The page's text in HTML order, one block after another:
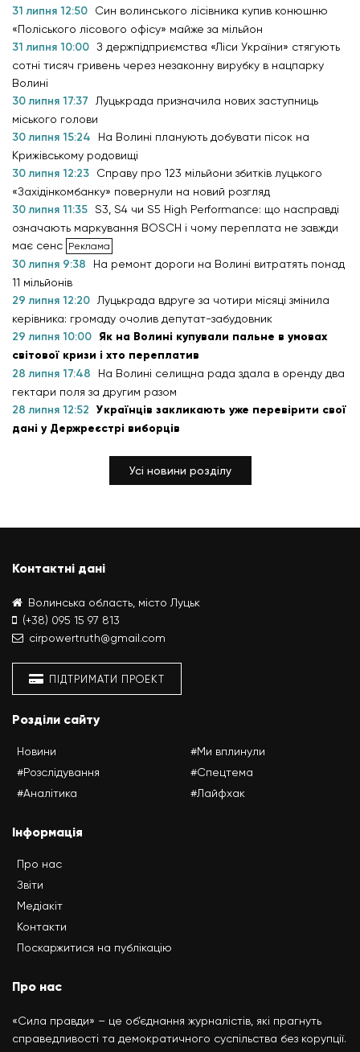
31 липня 12:50
Син волинського лісівника купив конюшню
«Поліського лісового офісу» майже за мільйон
31 липня 10:00 З держпідприємства «Ліси України» стягують
сотні тисяч гривень через незаконну вирубку в нацпарку
Волині
30 липня 17:37
Луцькрада призначила нових заступниць
міського голови
30 липня 15:24
На Волині планують добувати пісок на
Крижівському родовищі
30 липня 12:23
Справу про 123 мільйони збитків луцького
«Західінкомбанку» повернули на новий розгляд
30 липня 11:35 S3, S4 чи S5 High Performance: що насправді
означають маркування BOSCH і чому переплата не завжди
має сенс
30 липня 9:38
На ремонт дороги на Волині витратять понад
11 мільйонів
29 липня 12:20
Луцькрада вдруге за чотири місяці змінила
керівника: громаду очолив депутат-забудовник
29 липня 10:00 Як на Волині купували пальне в умовах
світової кризи і хто переплатив
28 липня 17:48
На Волині селищна рада здала в оренду два
гектари поля за другим разом
28 липня 12:52 Українців закликають уже перевірити свої
дані у Держреєстрі виборців
Усі новини розділу
Контактні дані
Волинська область, місто Луцьк
(+38) 095 15 97 813
cirpowertruth@gmail.com
ПІДТРИМАТИ ПРОЕКТ
Розділи сайту
Новини
#Розслідування
#Аналітика
#Ми вплинули
#Спецтема
#Лайфхак
Інформація
Про нас
Звіти
Медіакіт
Контакти
Поскаржитися на публікацію
Про нас
«Сила правди» – це об’єднання журналістів, які прагнуть
справедливості та демократичного суспільства без корупції.